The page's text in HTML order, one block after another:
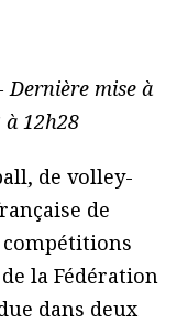
Dernière mise à
à 12h28
de volley-
de
compétitions
la Fédération
dans deux